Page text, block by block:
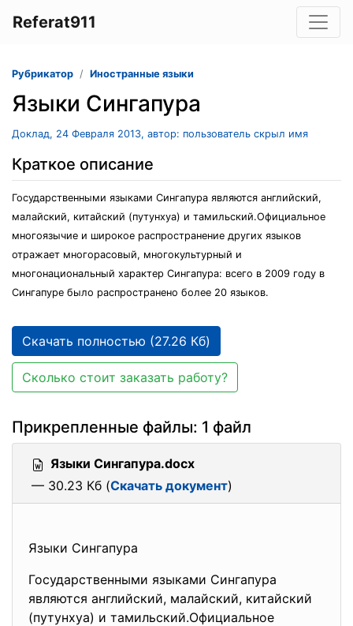
Referat911
Рубрикатор Иностранные языки
Языки Сингапура
Доклад, 24 Февраля 2013, автор: пользователь скрыл имя
Краткое описание
Государственными языками Сингапура являются английский,
малайский, китайский (путунхуа) и тамильский.Официальное
многоязычие и широкое распространение других языков
отражает многорасовый, многокультурный и
многонациональный характер Сингапура: всего в 2009 году в
Сингапуре было распространено более 20 языков.
Скачать полностью (27.26 Кб)
Сколько стоит заказать работу?
Прикрепленные файлы: 1 файл
Языки Сингапура.docx
— 30.23 Кб (Скачать документ)
Языки Сингапура
Государственными языками Сингапура
являются английский, малайский, китайский
(путунхуа) и тамильский.Официальное